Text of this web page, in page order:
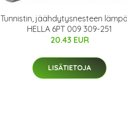
Tunnistin, jäähdytysnesteen
HELLA 6PT 009 309-251
20.43 EUR
LISÄTIETOJA